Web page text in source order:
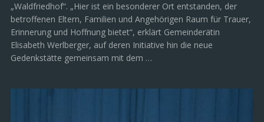
„Waldfriedhof“. „Hier ist ein besonderer Ort entstanden, der
betroffenen Eltern, Familien und Angehörigen Raum für Trauer,
Erinnerung und Hoffnung bietet“, erklärt Gemeinderätin
Elisabeth Werlberger, auf deren Initiative hin die neue
Gedenkstätte gemeinsam mit dem …